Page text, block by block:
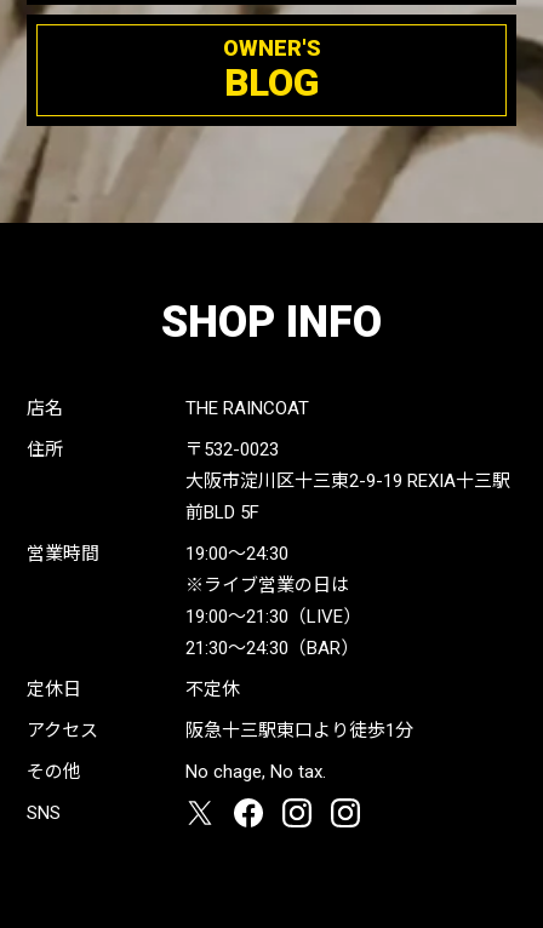
OWNER'S
BLOG
SHOP INFO
店名
THE RAINCOAT
住所
〒532-0023
大阪市淀川区十三東2-9-19 REXIA十三駅
前BLD 5F
営業時間
19:00〜24:30
※ライブ営業の日は
19:00〜21:30（LIVE）
21:30〜24:30（BAR）
定休日
不定休
アクセス
阪急十三駅東口より徒歩1分
その他
No chage, No tax.
SNS